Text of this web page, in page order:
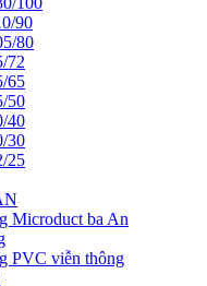
90
80
72
65
50
40
30
25
Microduct ba An
PVC viễn thông